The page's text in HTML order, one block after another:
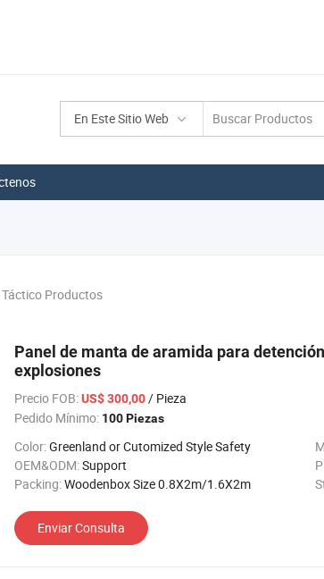
En Este Sitio Web
Productos
Panel de manta de aramida para
explosiones
Precio FOB:US$ 300,00/ Pieza
Pedido Mínimo: 100 Piezas
Color:Greenland or Cutomized Style Safety
OEM&ODM:Support
Packing:Woodenbox Size 0.8X2m/1.6X2m
Enviar Consulta